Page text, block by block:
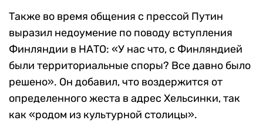
Также во время общения с прессой Путин
выразил недоумение по поводу вступления
Финляндии в НАТО: «У нас что, с Финляндией
были территориальные споры? Все давно было
решено». Он добавил, что воздержится от
определенного жеста в адрес Хельсинки, так
как «родом из культурной столицы».